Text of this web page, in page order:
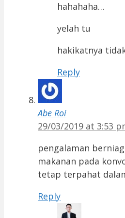
hahahaha…
yelah tu
hakikatnya
Reply
Abe Roi
29/03/2019 at 3:53
pengalaman
makanan pada
tetap terpahat
Reply